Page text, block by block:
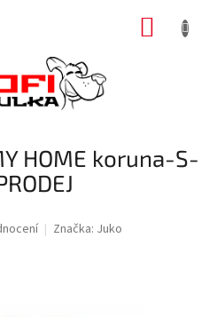
HOME koruna-S-
Značka: Juko